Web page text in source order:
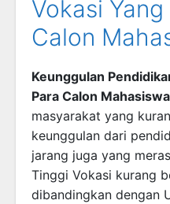
Vokasi
Calon
Keunggulan
Para Calon
masyarakat yang
keunggulan dari
jarang juga yang
Tinggi Vokasi kurang
dibandingkan dengan